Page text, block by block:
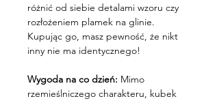
różnić od siebie detalami wzoru czy
rozłożeniem plamek na glinie.
Kupując go, masz pewność, że nikt
inny nie ma identycznego!
Wygoda na co dzień: Mimo
rzemieślniczego charakteru, kubek